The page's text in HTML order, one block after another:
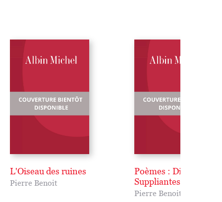
L'Oiseau des ruines
Pierre Benoit
Poèmes : Diadumène,
Suppliantes
Pierre Benoit